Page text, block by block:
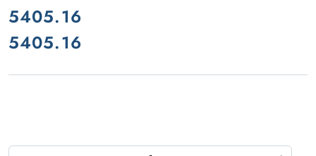
cena:
5405.16
Cena:
5405.16
Ilość